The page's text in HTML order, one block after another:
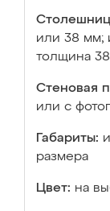
или 38 мм;
толщина
Стеновая
или с
Габариты:
размера
Цвет: на